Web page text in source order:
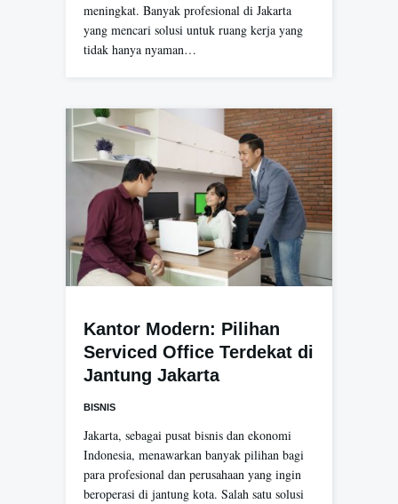
meningkat. Banyak profesional di Jakarta
yang mencari solusi untuk ruang kerja yang
tidak hanya nyaman…
Kantor Modern: Pilihan
Serviced Office Terdekat di
Jantung Jakarta
BISNIS
Jakarta, sebagai pusat bisnis dan ekonomi
Indonesia, menawarkan banyak pilihan bagi
para profesional dan perusahaan yang ingin
beroperasi di jantung kota. Salah satu solusi